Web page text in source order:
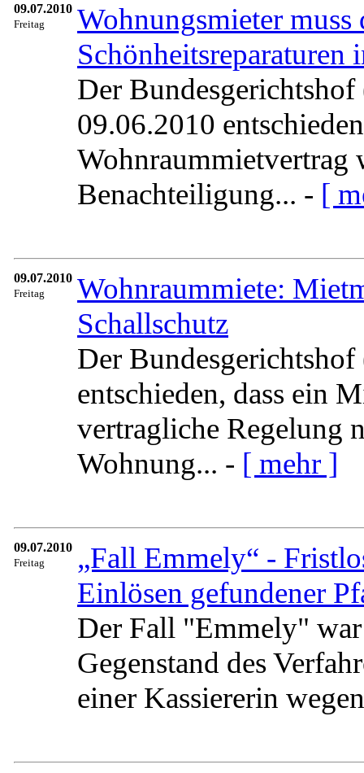
09.07.2010
Freitag
Wohnungsmieter
Der
09.06.2010
Wohnraummietvertrag
Benachteiligung... - [
09.07.2010
Freitag
Wohnraummiete:
Schallschutz
Der
entschieden, dass ein
vertragliche Regelung
Wohnung... - [ mehr ]
09.07.2010
Freitag
„Fall Emmely“ -
Einlösen gefundener
Der Fall "Emmely" war
Gegenstand des
einer Kassiererin